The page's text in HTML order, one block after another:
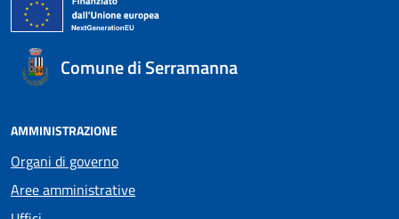
Comune di Serramanna
AMMINISTRAZIONE
Organi di governo
Aree amministrative